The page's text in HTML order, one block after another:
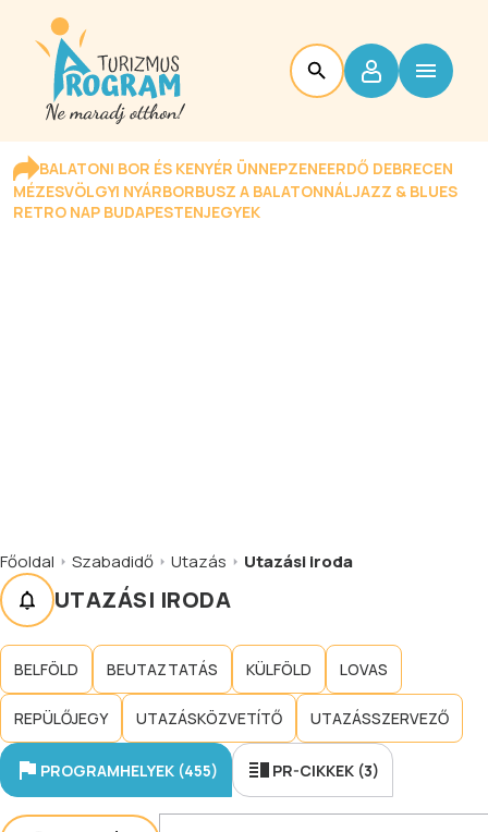
BALATONI BOR ÉS KENYÉR ÜNNEPZENEERDŐ DEBRECEN
MÉZESVÖLGYI NYÁRBORBUSZ A BALATONNÁLJAZZ & BLUES
RETRO NAP BUDAPESTENJEGYEK
Főoldal Szabadidő Utazás Utazási iroda
UTAZÁSI IRODA
BELFÖLD BEUTAZTATÁS KÜLFÖLD LOVAS
REPÜLŐJEGY UTAZÁSKÖZVETÍTŐ UTAZÁSSZERVEZŐ
PROGRAMHELYEK (455) PR-CIKKEK (3)